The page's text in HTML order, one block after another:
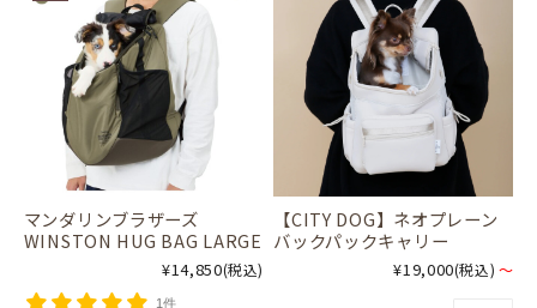
マンダリンブラザーズ
WINSTON HUG BAG LARGE
¥14,850(税込)
1件
【CITY DOG】ネオプレーン
バックパックキャリー
¥19,000(税込) ～